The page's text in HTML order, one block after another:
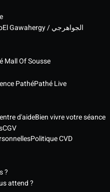
El Gawahergy / الجواهرجي
Mall Of Sousse
PathéPathé Live
d'aideBien vivre votre séance
CGV
Politique CVD
?
attend ?